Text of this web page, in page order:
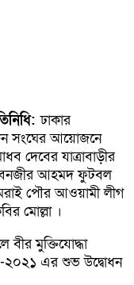
ঢাকার
সংঘের আয়োজনে
দেবের যাত্রাবাড়ীর
বেনজীর আহমদ ফুটবল
পৌর আওয়ামী লীগ
মোল্লা ।
বীর মুক্তিযোদ্ধা
২০২১ এর শুভ উদ্বোধন